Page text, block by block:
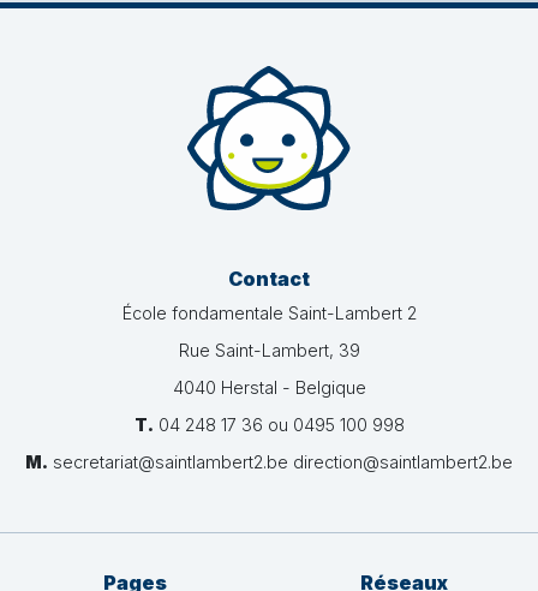
Contact
École fondamentale Saint-Lambert 2
Rue Saint-Lambert, 39
4040 Herstal - Belgique
T. 04 248 17 36 ou 0495 100 998
M. secretariat@saintlambert2.be direction@saintlambert2.be
Pages Réseaux